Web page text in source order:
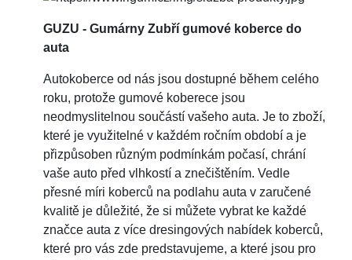
GUZU - Gumárny Zubří gumové koberce do
auta
Autokoberce od nás jsou dostupné během celého
roku, protože gumové koberece jsou
neodmyslitelnou součástí vašeho auta. Je to zboží,
které je využitelné v každém ročním období a je
přizpůsoben různým podmínkám počasí, chrání
vaše auto před vlhkostí a znečištěním. Vedle
přesné míri koberců na podlahu auta v zaručené
kvalitě je důležité, že si můžete vybrat ke každé
značce auta z více dresingových nabídek koberců,
které pro vás zde predstavujeme, a které jsou pro